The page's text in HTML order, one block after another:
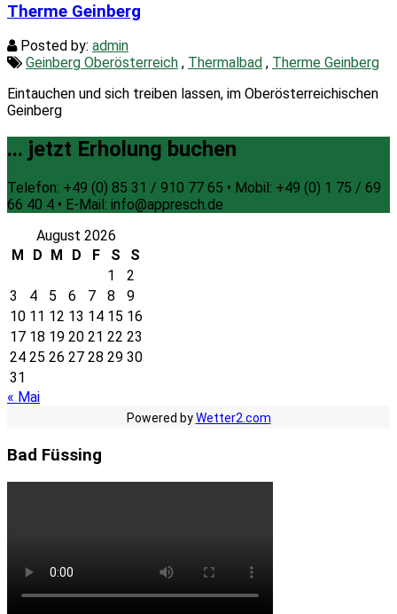
Therme Geinberg
Posted by: admin
Geinberg Oberösterreich , Thermalbad , Therme Geinberg
Eintauchen und sich treiben lassen, im Oberösterreichischen
Geinberg
... jetzt Erholung buchen
Telefon: +49 (0) 85 31 / 910 77 65 • Mobil: +49 (0) 1 75 / 69
66 40 4 • E-Mail: info@appresch.de
August 2026
M
D M D F S
S
1
2
3
4 5 6 7 8
9
10 11 12 13 14 15 16
17 18 19 20 21 22 23
24 25 26 27 28 29 30
31
« Mai
Powered byWetter2.com
Bad Füssing